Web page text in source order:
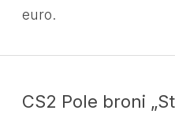
euro.
CS2 Pole broni